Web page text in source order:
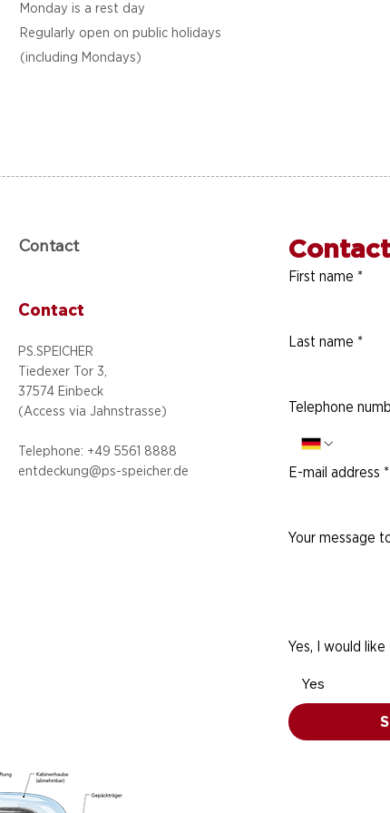
Monday is a rest day
Regularly open on public holidays
(including Mondays)
Contact
Contact
PS.SPEICHER
Tiedexer Tor 3,
37574 Einbeck
(Access via Jahnstrasse)
Telephone: +49 5561 8888
entdeckung@ps-speicher.de
First name *
Last name *
Telephone
E-mail address *
Your message
Yes, I would
Yes